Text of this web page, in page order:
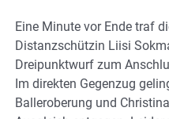
Eine Minute vor Ende traf
Distanzschützin Liisi
Dreipunktwurf zum
Im direkten Gegenzug
Balleroberung und